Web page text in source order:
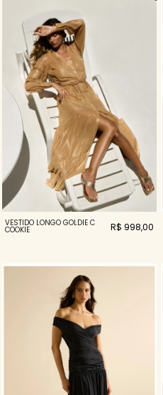
VESTIDO LONGO GOLDIE C
COOKIE R$ 998,00